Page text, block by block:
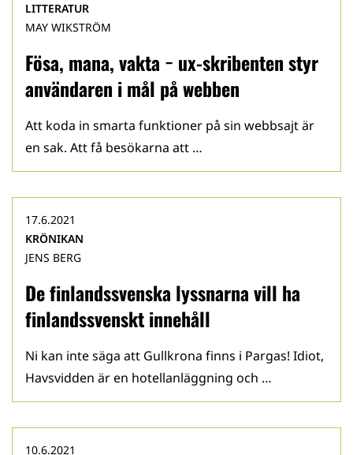
Fösa, mana, vakta − ux-skribenten styr
användaren i mål på webben
LITTERATUR
MAY WIKSTRÖM
Att koda in smarta funktioner på sin webbsajt är
en sak. Att få besökarna att …
De finlandssvenska lyssnarna vill ha
finlandssvenskt innehåll
17.6.2021
KRÖNIKAN
JENS BERG
Ni kan inte säga att Gullkrona finns i Pargas! Idiot,
Havsvidden är en hotellanläggning och …
10.6.2021